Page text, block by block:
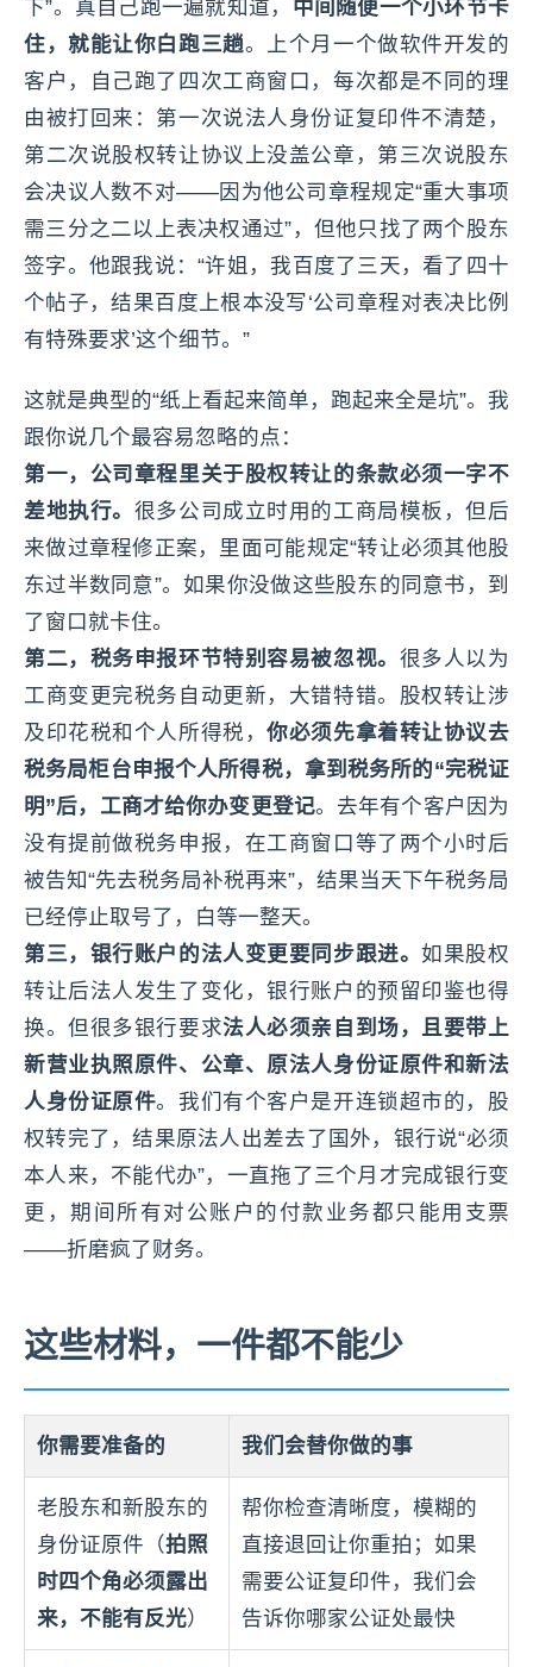
下”。真自己跑一遍就知道， 中间随便一个小环节卡
住，就能让你白跑三趟。上个月一个做软件开发的
客户，自己跑了四次工商窗口，每次都是不同的理
由被打回来：第一次说法人身份证复印件不清楚，
第二次说股权转让协议上没盖公章，第三次说股东
会决议人数不对——因为他公司章程规定“重大事项
需三分之二以上表决权通过”，但他只找了两个股东
签字。他跟我说：“许姐，我百度了三天，看了四十
个帖子，结果百度上根本没写‘公司章程对表决比例
有特殊要求’这个细节。”
这就是典型的“纸上看起来简单，跑起来全是坑”。我
跟你说几个最容易忽略的点：
第一，公司章程里关于股权转让的条款必须一字不
差地执行。 很多公司成立时用的工商局模板，但后
来做过章程修正案，里面可能规定“转让必须其他股
东过半数同意”。如果你没做这些股东的同意书，到
了窗口就卡住。
第二，税务申报环节特别容易被忽视。 很多人以为
工商变更完税务自动更新，大错特错。股权转让涉
及印花税和个人所得税，你必须先拿着转让协议去
税务局柜台申报个人所得税，拿到税务所的“完税证
明”后，工商才给你办变更登记。去年有个客户因为
没有提前做税务申报，在工商窗口等了两个小时后
被告知“先去税务局补税再来”，结果当天下午税务局
已经停止取号了，白等一整天。
第三，银行账户的法人变更要同步跟进。如果股权
转让后法人发生了变化，银行账户的预留印鉴也得
换。但很多银行要求法人必须亲自到场，且要带上
新营业执照原件、公章、原法人身份证原件和新法
人身份证原件。我们有个客户是开连锁超市的，股
权转完了，结果原法人出差去了国外，银行说“必须
本人来，不能代办”，一直拖了三个月才完成银行变
更，期间所有对公账户的付款业务都只能用支票
——折磨疯了财务。
这些材料，一件都不能少
你需要准备的 我们会替你做的事
老股东和新股东的
身份证原件（拍照
时四个角必须露出
来，不能有反光）
帮你检查清晰度，模糊的
直接退回让你重拍；如果
需要公证复印件，我们会
告诉你哪家公证处最快